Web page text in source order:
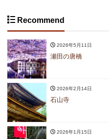
Recommend
2026年5月11日
瀬田の唐橋
2026年2月14日
石山寺
2026年1月15日